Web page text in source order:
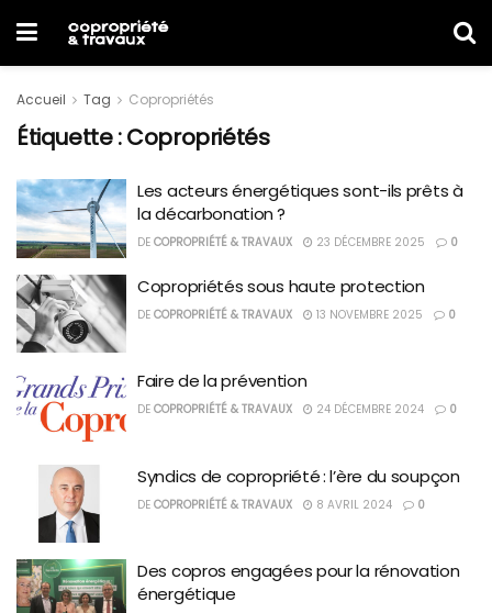
Accueil Tag Copropriétés
Étiquette :Copropriétés
Les acteurs énergétiques sont-ils prêts à
la décarbonation ?
DE COPROPRIÉTÉ & TRAVAUX 23 DÉCEMBRE 2025 0
Copropriétés sous haute protection
DE COPROPRIÉTÉ & TRAVAUX 13 NOVEMBRE 2025 0
Faire de la prévention
DE COPROPRIÉTÉ & TRAVAUX 24 DÉCEMBRE 2024 0
Syndics de copropriété : l’ère du soupçon
DE COPROPRIÉTÉ & TRAVAUX 8 AVRIL 2024 0
Des copros engagées pour la rénovation
énergétique